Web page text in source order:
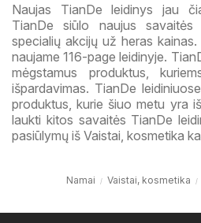
Naujas TianDe leidinys jau
TianDe siūlo naujus savaitės
specialių akcijų už heras
naujame 116-page leidinyje.
mėgstamus produktus,
išpardavimas. TianDe
produktus, kurie šiuo metu yra
laukti kitos savaitės TianDe
pasiūlymų iš Vaistai, kosmetika
Namai Vaistai, kosmetika